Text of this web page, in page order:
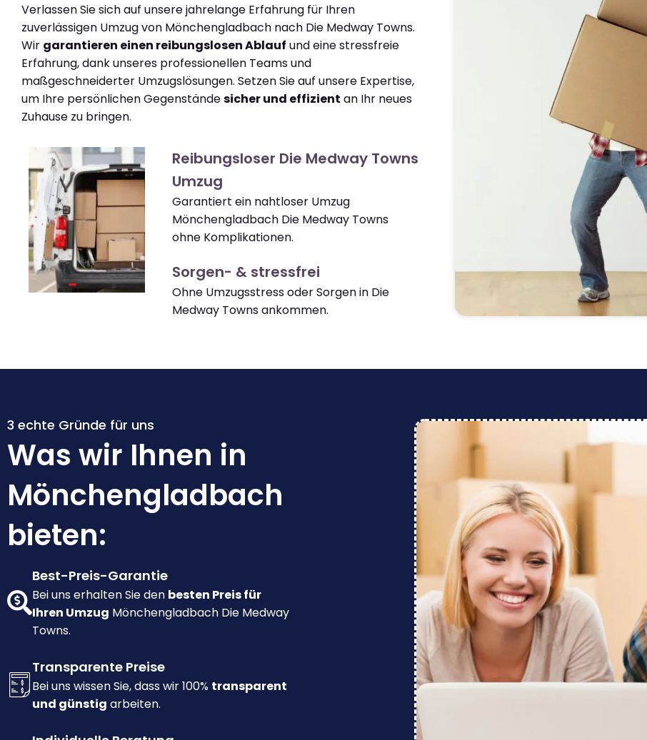
Verlassen Sie sich auf unsere jahrelange Erfahrung für Ihren
zuverlässigen Umzug von Mönchengladbach nach Die Medway Towns.
Wir garantieren einen reibungslosen Ablauf und eine stressfreie
Erfahrung, dank unseres professionellen Teams und
maßgeschneiderter Umzugslösungen. Setzen Sie auf unsere Expertise,
um Ihre persönlichen Gegenständesicher und effizient an Ihr neues
Zuhause zu bringen.
Reibungsloser Die Medway Towns
Umzug
Garantiert ein nahtloser Umzug
Mönchengladbach Die Medway Towns
ohne Komplikationen.
Sorgen- & stressfrei
Ohne Umzugsstress oder Sorgen in Die
Medway Towns ankommen.
3 echte Gründe für uns
Was wir Ihnen in
Mönchengladbach
bieten:
Best-Preis-Garantie
Bei uns erhalten Sie den besten Preis für
Ihren Umzug Mönchengladbach Die Medway
Towns.
Transparente Preise
Bei uns wissen Sie, dass wir 100% transparent
und günstig arbeiten.